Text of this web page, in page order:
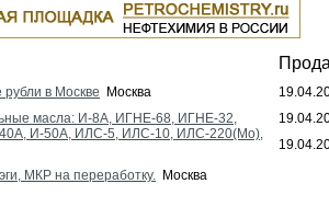
рубли в Москве Москва
масла: И-8А, ИГНЕ-68, ИГНЕ-32,
И-50А, ИЛС-5, ИЛС-10, ИЛС-220(Мо),
МКР на переработку. Москва